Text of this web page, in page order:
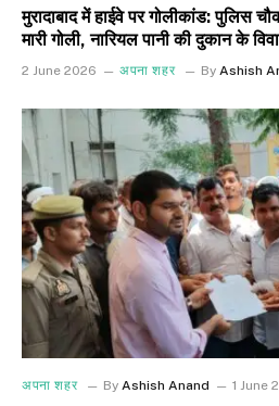
मुरादाबाद में हाईवे पर गोलीकांड: पुलिस
मारी गोली, नारियल पानी की दुकान के
2 June 2026 अपना शहर By Ashish
अपना शहर By Ashish Anand 1 June